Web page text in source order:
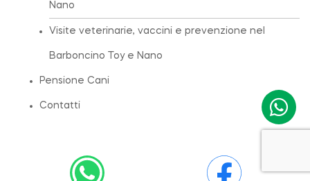
Nano
Visite veterinarie, vaccini e prevenzione nel
Barboncino Toy e Nano
Pensione Cani
Contatti